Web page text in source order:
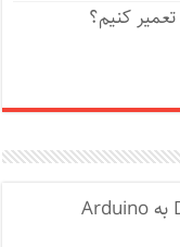
کنیم؟